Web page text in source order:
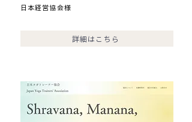
日本経営協会様
詳細はこちら